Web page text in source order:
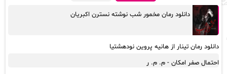
دانلود رمان مخمور شب نوشته نسترن اکبریان
دانلود رمان تینار از هانیه پروین نودهشتیا
احتمال صفر امکان - م. م. ر